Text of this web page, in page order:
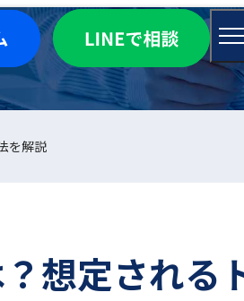
を解説
想定される